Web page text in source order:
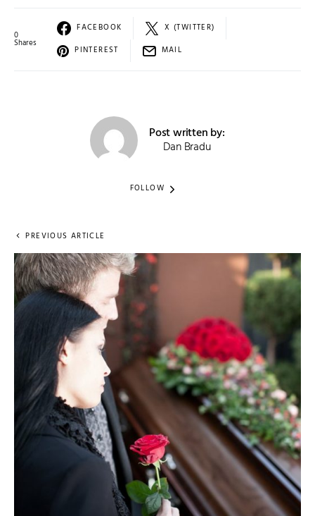
0
Shares
FACEBOOK
X (TWITTER)
PINTEREST
MAIL
Post written by:
Dan Bradu
FOLLOW
PREVIOUS ARTICLE